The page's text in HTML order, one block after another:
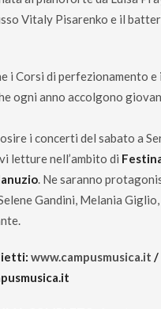
Vitaly Pisarenko e il
i Corsi di perfezionamento
ogni anno accolgono
i concerti del sabato a
letture nell’ambito di
. Ne saranno
Gandini, Melania
www.campusmusica.it /